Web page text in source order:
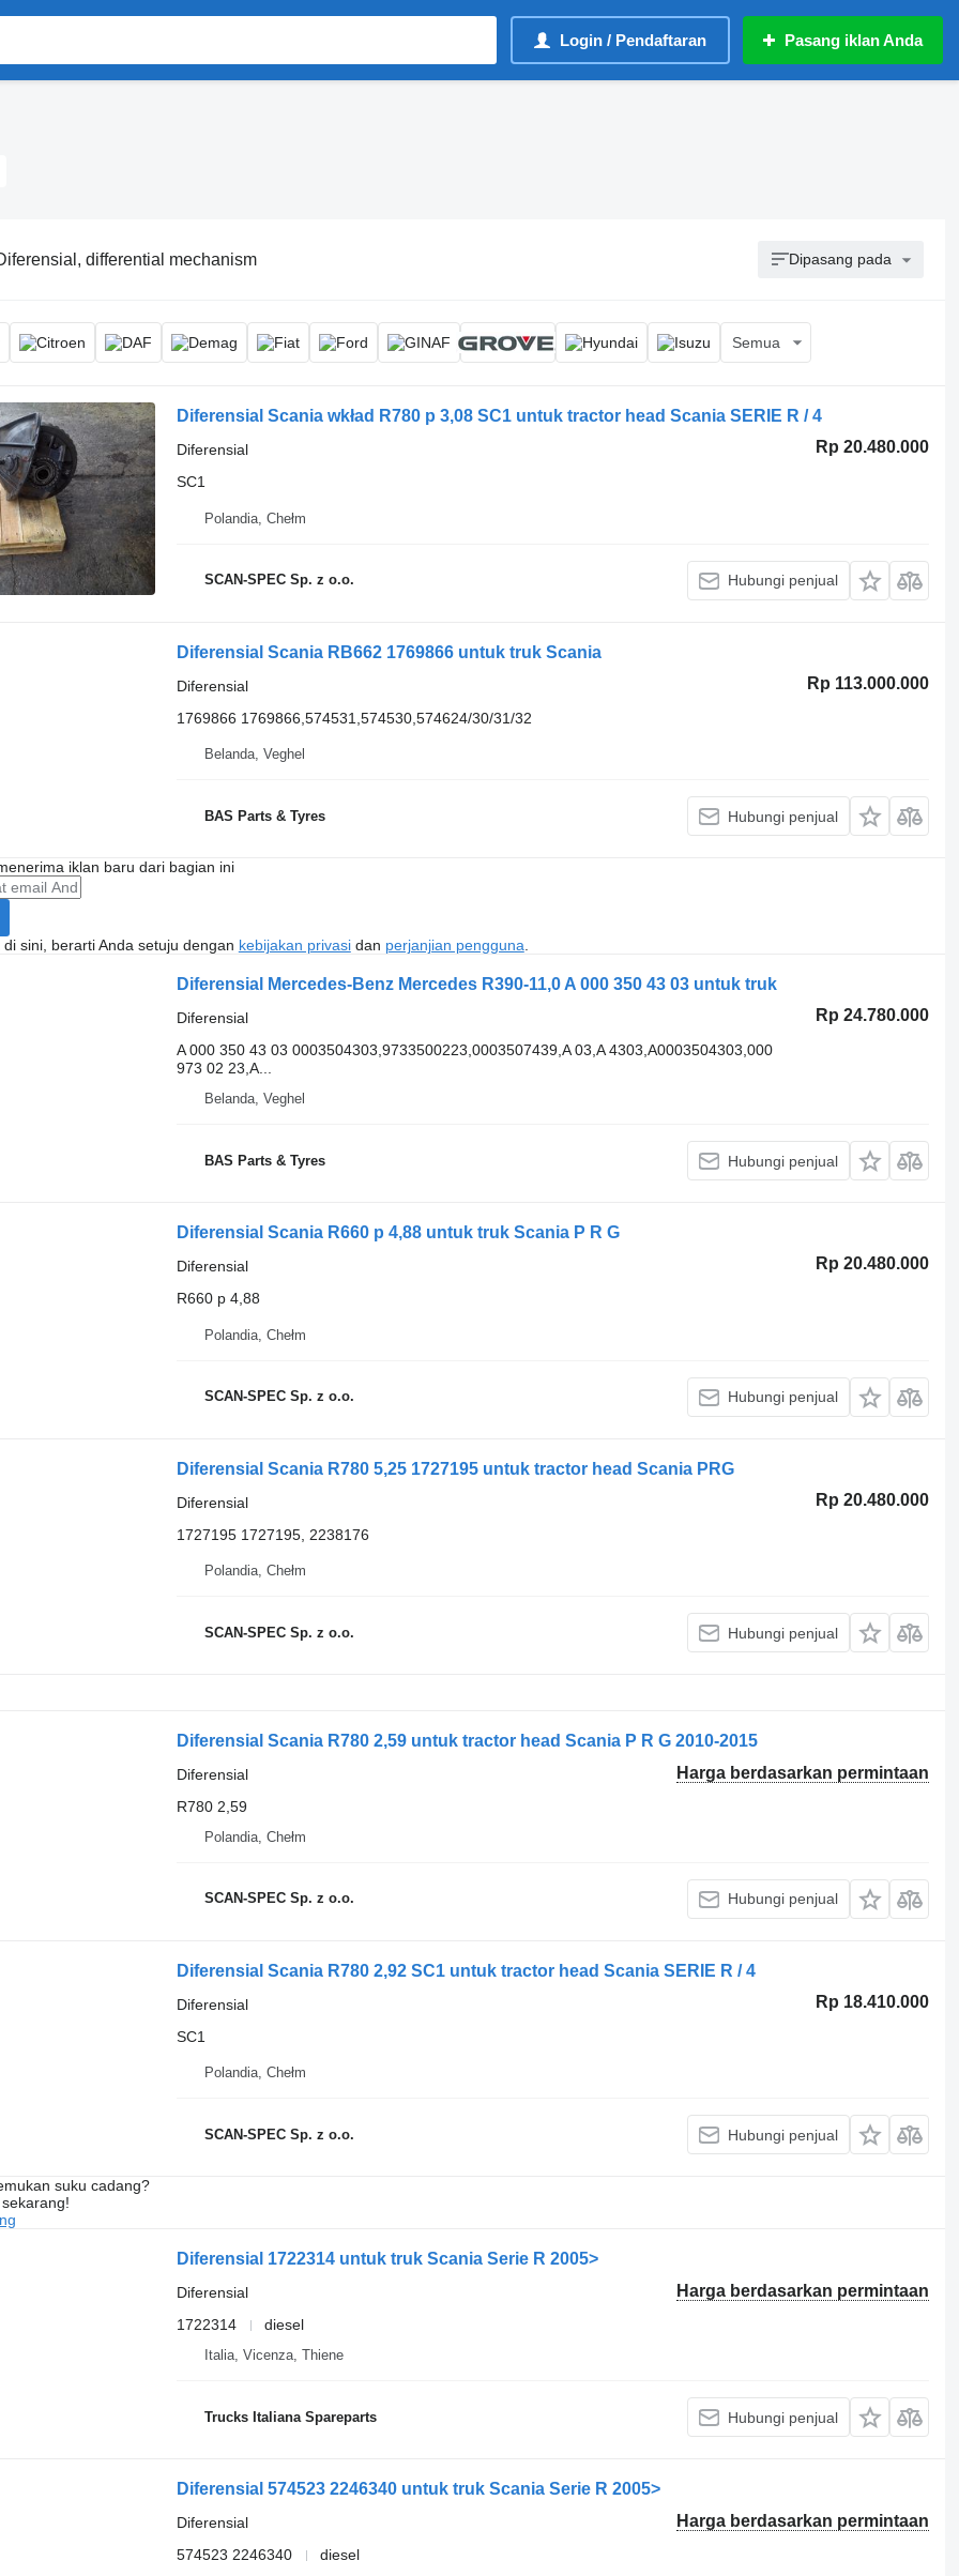
Login / Pendaftaran Pasang iklan Anda
differential mechanism Dipasang pada
Semua
Diferensial Scania wkład R780 p 3,08 SC1 untuk tractor head Scania SERIE R / 4
Rp 20.480.000
Diferensial
SC1
Polandia, Chełm
SCAN-SPEC Sp. z o.o. Hubungi penjual
Diferensial Scania RB662 1769866 untuk truk Scania
Rp 113.000.000
Diferensial
1769866 1769866,574531,574530,574624/30/31/32
Belanda, Veghel
BAS Parts & Tyres Hubungi penjual
iklan baru dari bagian ini
sini, berarti Anda setuju dengan kebijakan privasidan perjanjian pengguna
Diferensial Mercedes-Benz Mercedes R390-11,0 A 000 350 43 03 untuk truk
Rp 24.780.000
Diferensial
A 000 350 43 03 0003504303,9733500223,0003507439,A 03,A 4303,A0003504303,000
973 02 23,A...
Belanda, Veghel
BAS Parts & Tyres Hubungi penjual
Diferensial Scania R660 p 4,88 untuk truk Scania P R G
Rp 20.480.000
Diferensial
R660 p 4,88
Polandia, Chełm
SCAN-SPEC Sp. z o.o. Hubungi penjual
Diferensial Scania R780 5,25 1727195 untuk tractor head Scania PRG
Rp 20.480.000
Diferensial
1727195 1727195, 2238176
Polandia, Chełm
SCAN-SPEC Sp. z o.o. Hubungi penjual
Diferensial Scania R780 2,59 untuk tractor head Scania P R G 2010-2015
Harga berdasarkan permintaan
Diferensial
R780 2,59
Polandia, Chełm
SCAN-SPEC Sp. z o.o. Hubungi penjual
Diferensial Scania R780 2,92 SC1 untuk tractor head Scania SERIE R / 4
Rp 18.410.000
Diferensial
SC1
Polandia, Chełm
SCAN-SPEC Sp. z o.o. Hubungi penjual
suku cadang?
Diferensial 1722314 untuk truk Scania Serie R 2005>
Harga berdasarkan permintaan
Diferensial
1722314
diesel
Italia, Vicenza, Thiene
Trucks Italiana Spareparts Hubungi penjual
Diferensial 574523 2246340 untuk truk Scania Serie R 2005>
Harga berdasarkan permintaan
Diferensial
574523 2246340
diesel